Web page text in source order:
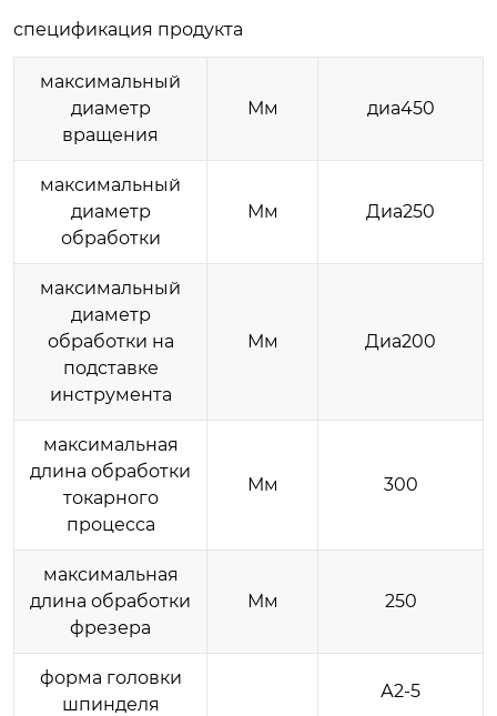
спецификация продукта
максимальный
диаметр
вращения
Мм диа450
максимальный
диаметр
обработки
Мм Диа250
максимальный
диаметр
обработки на
подставке
инструмента
Мм Диа200
максимальная
длина обработки
токарного
процесса
Мм 300
максимальная
длина обработки
фрезера
Мм 250
форма головки
шпинделя
А2-5